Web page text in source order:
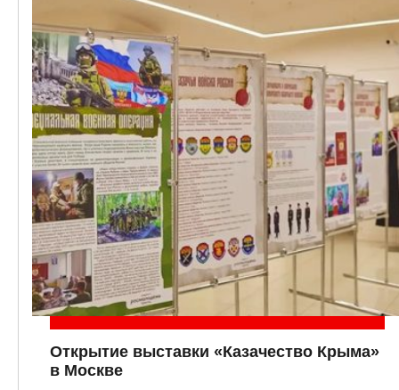
Открытие выставки «Казачество Крыма»
в Москве